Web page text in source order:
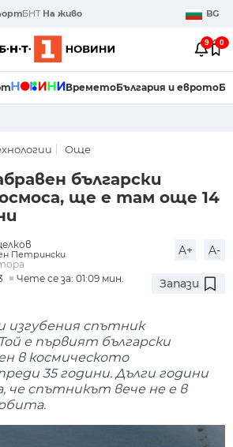
БНТ На живо BG
9 0
ВреметоБългария и еврото
Още
български
ще е там още 14
Петрински A+ A-
Чете се за: 01:09 мин.
Запази
изгубения спътник
е първият български
в космическото
35 години. Дълги години
че спътникът вече не е в